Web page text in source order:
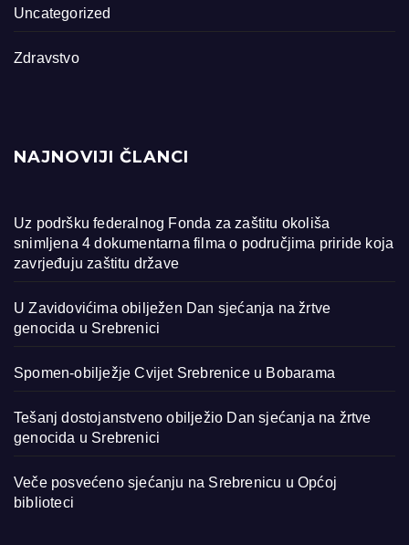
Uncategorized
Zdravstvo
NAJNOVIJI ČLANCI
Uz podršku federalnog Fonda za zaštitu okoliša
snimljena 4 dokumentarna filma o područjima priride koja
zavrjeđuju zaštitu države
U Zavidovićima obilježen Dan sjećanja na žrtve
genocida u Srebrenici
Spomen-obilježje Cvijet Srebrenice u Bobarama
Tešanj dostojanstveno obilježio Dan sjećanja na žrtve
genocida u Srebrenici
Veče posvećeno sjećanju na Srebrenicu u Općoj
biblioteci